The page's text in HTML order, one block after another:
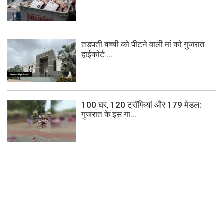
तड़पती बच्ची को पीटने वाली मां को गुजरात
हाईकोर्ट ...
100 घर, 120 ट्रॉफियां और 179 मेडल:
गुजरात के इस गा...